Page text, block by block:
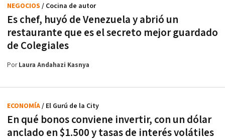
Es chef, huyó de Venezuela y abrió un
restaurante que es el secreto mejor guardado
de Colegiales
NEGOCIOS / Cocina de autor
PorLaura Andahazi Kasnya
En qué bonos conviene invertir, con un dólar
anclado en $1.500 y tasas de interés volátiles
ECONOMÍA/ El Gurú de la City